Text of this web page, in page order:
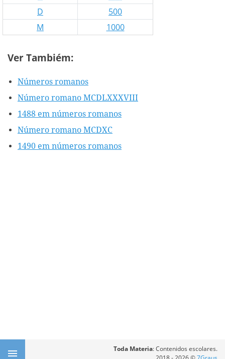
D
500
M
1000
Ver Tambiém:
Números romanos
Número romano MCDLXXXVIII
1488 em números romanos
Número romano MCDXC
1490 em números romanos
Toda Materia: Contenidos escolares.